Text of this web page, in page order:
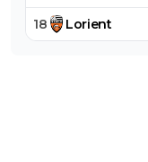
18 Lorient